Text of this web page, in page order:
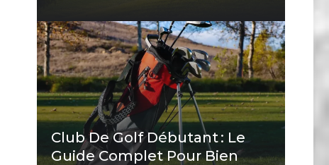
Club De Golf Débutant : Le
Guide Complet Pour Bien